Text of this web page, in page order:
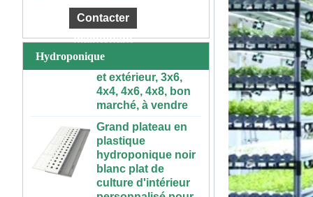
Contacter
maintenant
Hydroponique
hydroponique
roulante en
4x4, 4x6, 4x8, bon
marché, à vendre
Grand plateau en
plastique
hydroponique noir
blanc plat de
culture d'intérieur
personnalisé pour
les plantes